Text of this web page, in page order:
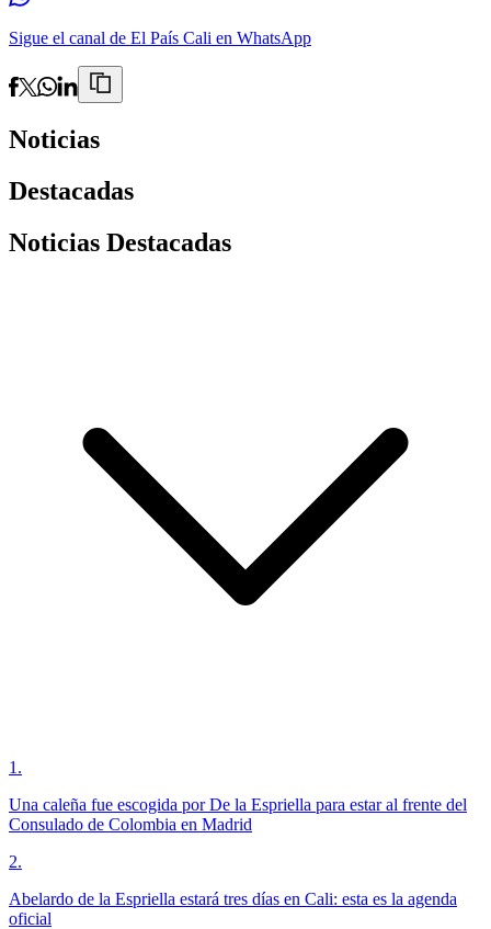
Sigue el canal de El País Cali en WhatsApp
Noticias
Destacadas
Noticias Destacadas
1 .
Una caleña fue escogida por De la Espriella para estar al frente del
Consulado de Colombia en Madrid
2.
Abelardo de la Espriella estará tres días en Cali: esta es la agenda
oficial